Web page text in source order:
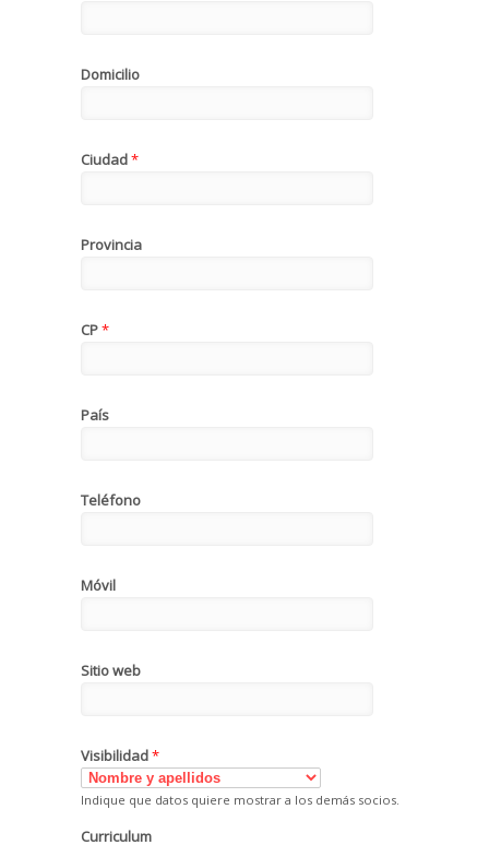
Domicilio
Ciudad*
Provincia
CP*
País
Teléfono
Móvil
Sitio web
Visibilidad*
Indique que datos quiere mostrar a los demás socios.
Curriculum